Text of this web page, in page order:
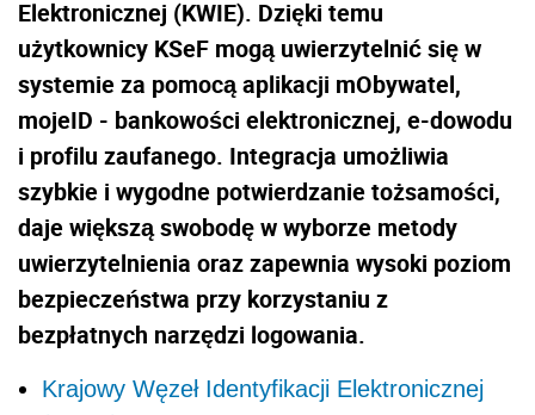
Elektronicznej (KWIE). Dzięki temu
użytkownicy KSeF mogą uwierzytelnić się w
systemie za pomocą aplikacji mObywatel,
mojeID - bankowości elektronicznej, e-dowodu
i profilu zaufanego. Integracja umożliwia
szybkie i wygodne potwierdzanie tożsamości,
daje większą swobodę w wyborze metody
uwierzytelnienia oraz zapewnia wysoki poziom
bezpieczeństwa przy korzystaniu z
bezpłatnych narzędzi logowania.
Krajowy Węzeł Identyfikacji Elektronicznej